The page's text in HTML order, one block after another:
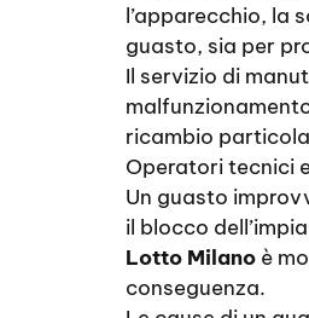
l’apparecchio, la
guasto, sia per
Il servizio di
ricambio
Operatori tecnici
Un guasto
il blocco
Lotto Milano è
conseguenza.